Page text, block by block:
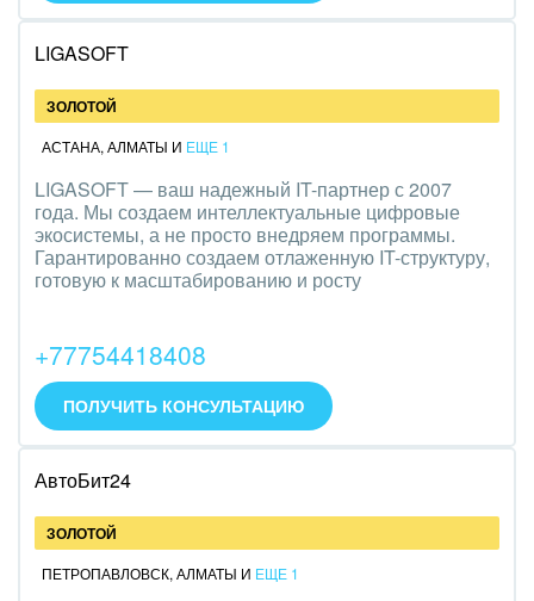
Оборудование, техника
Полиграфия
Ритуальные услуги
Связь и телекоммуникации
Финансы, бухгалтерия, банки
Электроэнергетика
Ювелирное дело
Юриспруденция
LIGASOFT
ЗОЛОТОЙ
АСТАНА, АЛМАТЫ И ЕЩЕ 1
LIGASOFT — ваш надежный IT-партнер с 2007
года. Мы создаем интеллектуальные цифровые
экосистемы, а не просто внедряем программы.
Гарантированно создаем отлаженную IT-структуру,
готовую к масштабированию и росту
+77754418408
ПОЛУЧИТЬ КОНСУЛЬТАЦИЮ
АвтоБит24
ЗОЛОТОЙ
ПЕТРОПАВЛОВСК, АЛМАТЫ И ЕЩЕ 1